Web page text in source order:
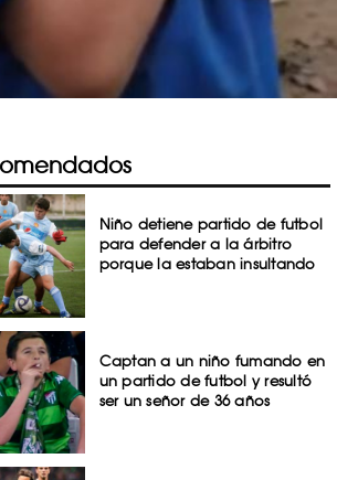
Niño detiene partido de futbol
para defender a la árbitro
porque la estaban insultando
Captan a un niño fumando en
un partido de futbol y resultó
ser un señor de 36 años